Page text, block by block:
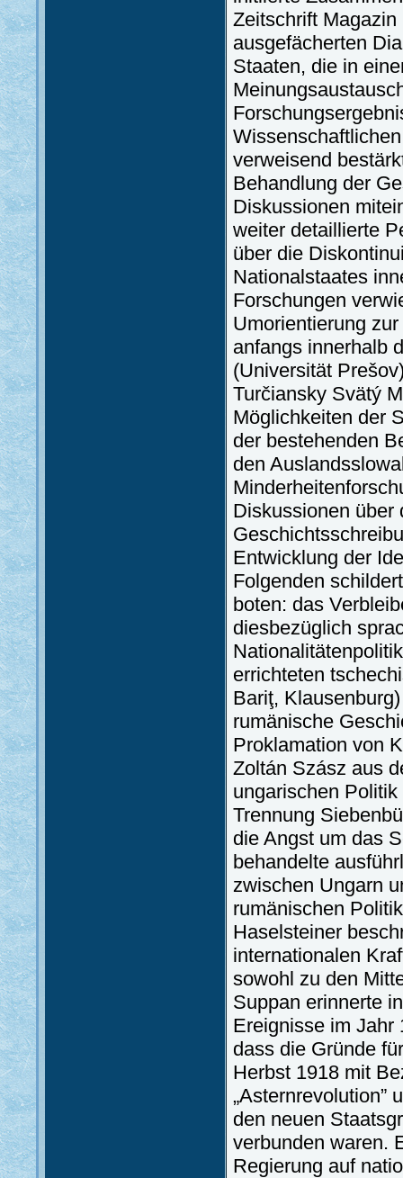
Zeitschrift
ausgefächerten
Staaten, die in
verweisend
Behandlung der
Diskussionen
weiter detaillierte
über die
Nationalstaates
Forschungen
Umorientierung
anfangs innerhalb
(Universität
Turčiansky Svätý
Möglichkeiten der
der bestehenden
den
Diskussionen über
Entwicklung der
Folgenden
boten: das
diesbezüglich
errichteten
Bariţ,
rumänische
Proklamation von
Zoltán Szász aus
ungarischen
Trennung
die Angst um das
behandelte
zwischen Ungarn
rumänischen
Haselsteiner
internationalen
sowohl zu den
Suppan erinnerte
Ereignisse im Jahr
dass die Gründe
Herbst 1918 mit
„Asternrevolution”
den neuen
verbunden waren.
Regierung auf